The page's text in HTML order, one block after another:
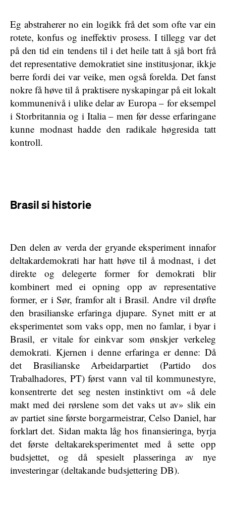
Eg abstraherer no ein logikk frå det som ofte var ein
rotete, konfus og ineffektiv prosess. I tillegg var det
på den tid ein tendens til i det heile tatt å sjå bort frå
det representative demokratiet sine institusjonar, ikkje
berre fordi dei var veike, men også forelda. Det fanst
nokre få høve til å praktisere nyskapingar på eit lokalt
kommunenivå i ulike delar av Europa – for eksempel
i Storbritannia og i Italia – men før desse erfaringane
kunne modnast hadde den radikale høgresida tatt
kontroll.
Brasil si historie
Den delen av verda der gryande eksperiment innafor
deltakardemokrati har hatt høve til å modnast, i det
direkte og delegerte former for demokrati blir
kombinert med ei opning opp av representative
former, er i Sør, framfor alt i Brasil. Andre vil drøfte
den brasilianske erfaringa djupare. Synet mitt er at
eksperimentet som vaks opp, men no famlar, i byar i
Brasil, er vitale for einkvar som ønskjer verkeleg
demokrati. Kjernen i denne erfaringa er denne: Då
det Brasilianske Arbeidarpartiet (Partido dos
Trabalhadores, PT) først vann val til kommunestyre,
konsentrerte det seg nesten instinktivt om «å dele
makt med dei rørslene som det vaks ut av» slik ein
av partiet sine første borgarmeistrar, Celso Daniel, har
forklart det. Sidan makta låg hos finansieringa, byrja
det første deltakareksperimentet med å sette opp
budsjettet, og då spesielt plasseringa av nye
investeringar (deltakande budsjettering DB).